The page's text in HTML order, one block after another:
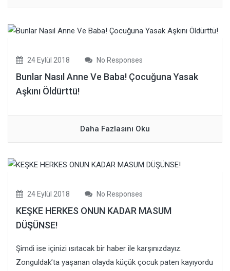
24 Eylül 2018 No Responses
Bunlar Nasıl Anne Ve Baba! Çocuğuna Yasak
Aşkını Öldürttü!
Daha Fazlasını Oku
24 Eylül 2018 No Responses
KEŞKE HERKES ONUN KADAR MASUM
DÜŞÜNSE!
Şimdi ise içinizi ısıtacak bir haber ile karşınızdayız.
Zonguldak’ta yaşanan olayda küçük çocuk paten kayıyordu